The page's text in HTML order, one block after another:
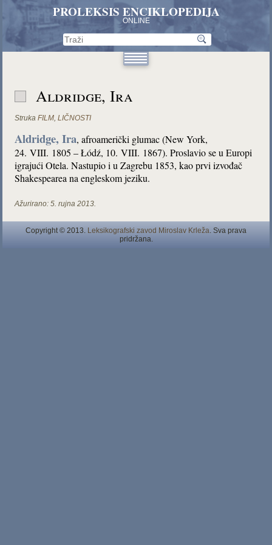
PROLEKSIS ENCIKLOPEDIJA
ONLINE
Aldridge, Ira
Struka FILM,LIČNOSTI
Aldridge, Ira, afroamerički glumac (New York,
24. VIII. 1805 – Łódź, 10. VIII. 1867). Proslavio se u Europi
igrajući Otela. Nastupio i u Zagrebu 1853, kao prvi izvođač
Shakespearea na engleskom jeziku.
Ažurirano: 5. rujna 2013.
Copyright © 2013. Leksikografski zavod Miroslav Krleža. Sva prava
pridržana.